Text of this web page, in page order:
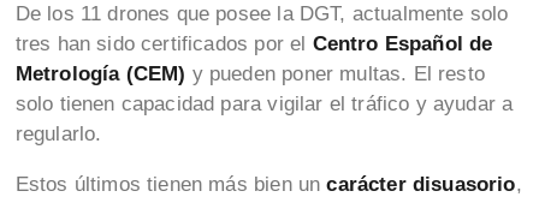
De los 11 drones que posee la DGT, actualmente solo
tres han sido certificados por el Centro Español de
Metrología (CEM) y pueden poner multas. El resto
solo tienen capacidad para vigilar el tráfico y ayudar a
regularlo.
Estos últimos tienen más bien uncarácter disuasorio,